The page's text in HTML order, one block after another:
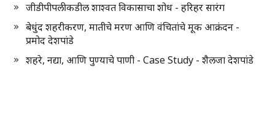
जीडीपीपलीकडील शाश्वत विकासाचा शोध - हरिहर सारंग
बेधुंद शहरीकरण, मातीचे मरण आणि वंचितांचे मूक आक्रंदन -
प्रमोद देशपांडे
शहरे, नद्या, आणि पुण्याचे पाणी - Case Study - शैलजा देशपांडे